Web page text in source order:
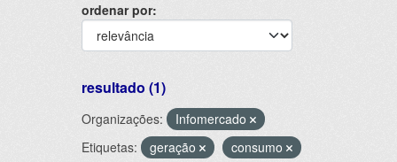
ordenar por
resultado (1)
Organizações:
Infomercado
Etiquetas:
geração
consumo